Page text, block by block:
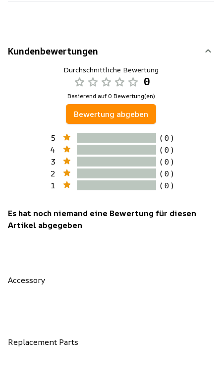
Kundenbewertungen
Durchschnittliche Bewertung
0
Basierend auf 0 Bewertung(en)
Bewertung abgeben
5
( 0 )
4
( 0 )
3
( 0 )
2
( 0 )
1
( 0 )
Es hat noch niemand eine Bewertung für diesen
Artikel abgegeben
Accessory
Replacement Parts